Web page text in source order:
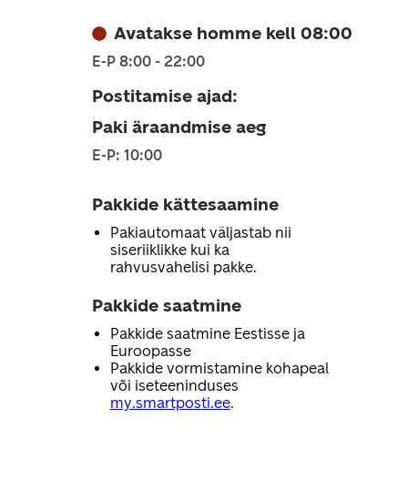
Avatakse homme kell 08:00
E-P 8:00 - 22:00
Postitamise ajad:
Paki äraandmise aeg
E-P: 10:00
Pakkide kättesaamine
Pakiautomaat väljastab nii
siseriiklikke kui ka
rahvusvahelisi pakke.
Pakkide saatmine
Pakkide saatmine Eestisse ja
Euroopasse
Pakkide vormistamine kohapeal
või iseteeninduses
my.smartposti.ee.